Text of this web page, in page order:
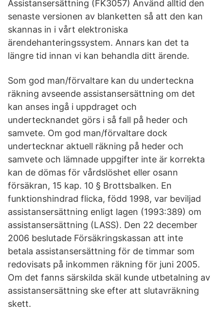
Assistansersättning (FK3057) Använd alltid den
senaste versionen av blanketten så att den kan
skannas in i vårt elektroniska
ärendehanteringssystem. Annars kan det ta
längre tid innan vi kan behandla ditt ärende.
Som god man/förvaltare kan du underteckna
räkning avseende assistansersättning om det
kan anses ingå i uppdraget och
undertecknandet görs i så fall på heder och
samvete. Om god man/förvaltare dock
undertecknar aktuell räkning på heder och
samvete och lämnade uppgifter inte är korrekta
kan de dömas för vårdslöshet eller osann
försäkran, 15 kap. 10 § Brottsbalken. En
funktionshindrad flicka, född 1998, var beviljad
assistansersättning enligt lagen (1993:389) om
assistansersättning (LASS). Den 22 december
2006 beslutade Försäkringskassan att inte
betala assistansersättning för de timmar som
redovisats på inkommen räkning för juni 2005.
Om det fanns särskilda skäl kunde utbetalning av
assistansersättning ske efter att slutavräkning
skett.